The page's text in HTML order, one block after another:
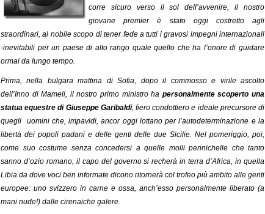
corre sicuro verso il sol dell’avvenire, il nostro
giovane premier è stato oggi costretto agli
straordinari, al nobile scopo di tener fede a tutti i gravosi impegni internazionali
-inevitabili per un paese di alto rango quale quello che ha l’onore di guidare
ormai da lungo tempo.
Prima, nella bulgara mattina di Sofia, dopo il commosso e virile ascolto
dell’Inno di Mameli, il nostro primo ministro ha personalmente scoperto una
statua equestre di Giuseppe Garibaldi, fiero condottiero e ideale precursore di
quegli uomini che, impavidi, ancor oggi lottano per l’autodeterminazione e la
libertà dei popoli padani e delle genti delle due Sicilie. Nel pomeriggio, poi,
come suo costume senza concedersi a quelle molli pennichelle che tanto
sanno d’ozio romano, il capo del governo si recherà in terra d’Africa, in quella
Libia da dove voci ben informate dicono ritornerà col trofeo più ambito alle genti
europee: uno svizzero in carne e ossa, anch’esso personalmente liberato (a
mani nude!) dalle cirenaiche galere.